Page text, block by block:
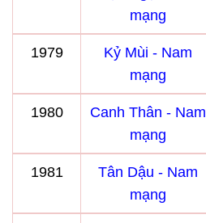
mạng
1979
Kỷ Mùi - Nam
mạng
1980
Canh Thân - Nam
mạng
1981
Tân Dậu - Nam
mạng